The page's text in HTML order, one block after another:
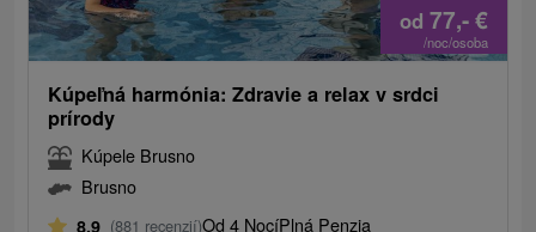
od 77,-€
/noc/osoba
Kúpeľná harmónia: Zdravie a relax v srdci
prírody
Kúpele Brusno
Brusno
8,9 (881 recenzií)Od 4 NocíPlná Penzia